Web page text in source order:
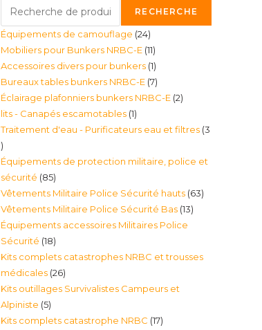
RECHERCHE
Équipements de camouflage 2424
produits
Mobiliers pour Bunkers NRBC-E 1111
produits
Accessoires divers pour bunkers 11
produit
Bureaux tables bunkers NRBC-E 77
produits
Éclairage plafonniers bunkers NRBC-E 22
lits - Canapés escamotables 11
produit
Traitement d'eau - Purificateurs eau et filtres 3
3
produits
Équipements de protection militaire, police et
sécurité 8585
produits
Vêtements Militaire Police Sécurité hauts 6363
Vêtements Militaire Police Sécurité Bas 1313
Équipements accessoires Militaires Police
Sécurité 1818
produits
Kits complets catastrophes NRBC et trousses
médicales 2626
produits
Kits outillages Survivalistes Campeurs et
Alpiniste 55
produits
Kits complets catastrophe NRBC 1717